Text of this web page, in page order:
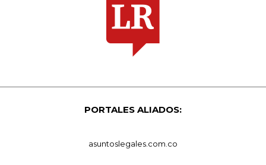
PORTALES ALIADOS:
asuntoslegales.com.co